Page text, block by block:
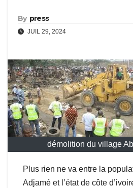
By press
JUIL 29, 2024
démolition du village
Plus rien ne va entre la
Adjamé et l’état de côte